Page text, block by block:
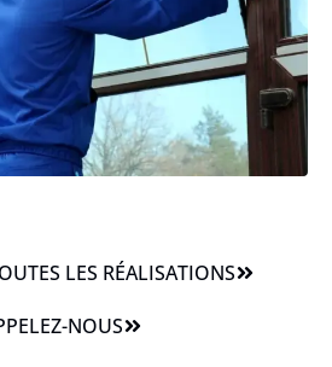
LES RÉALISATIONS
NOUS